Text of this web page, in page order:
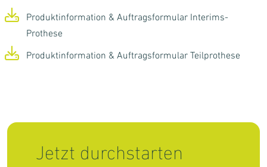
Produktinformation & Auftragsformular Interims-
Prothese
Produktinformation & Auftragsformular Teilprothese
Jetzt durchstarten